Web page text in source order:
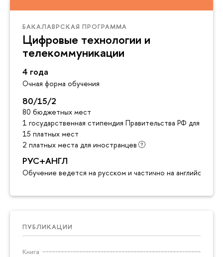
БАКАЛАВРСКАЯ ПРОГРАММА
Цифровые технологии и
телекоммуникации
4 года
Очная форма обучения
80/15/2
80 бюджетных мест
1 государственная стипендия Правительства РФ для
15 платных мест
2 платных места для иностранцев
РУС+АНГЛ
Обучение ведется на русском и частично на английском
ПУБЛИКАЦИИ
Книга